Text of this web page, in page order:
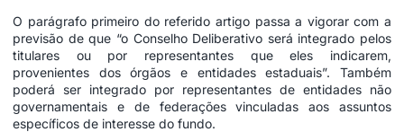
O parágrafo primeiro do referido artigo passa a vigorar com a
previsão de que “o Conselho Deliberativo será integrado pelos
titulares ou por representantes que eles indicarem,
provenientes dos órgãos e entidades estaduais”. Também
poderá ser integrado por representantes de entidades não
governamentais e de federações vinculadas aos assuntos
específicos de interesse do fundo.